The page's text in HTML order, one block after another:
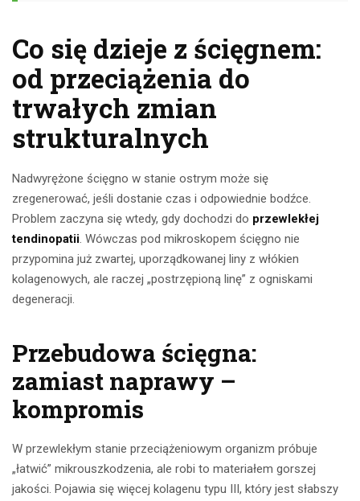
Co się dzieje z ścięgnem:
od przeciążenia do
trwałych zmian
strukturalnych
Nadwyrężone ścięgno w stanie ostrym może się
zregenerować, jeśli dostanie czas i odpowiednie bodźce.
Problem zaczyna się wtedy, gdy dochodzi do przewlekłej
tendinopatii. Wówczas pod mikroskopem ścięgno nie
przypomina już zwartej, uporządkowanej liny z włókien
kolagenowych, ale raczej „postrzępioną linę” z ogniskami
degeneracji.
Przebudowa ścięgna:
zamiast naprawy –
kompromis
W przewlekłym stanie przeciążeniowym organizm próbuje
„łatwić” mikrouszkodzenia, ale robi to materiałem gorszej
jakości. Pojawia się więcej kolagenu typu III, który jest słabszy